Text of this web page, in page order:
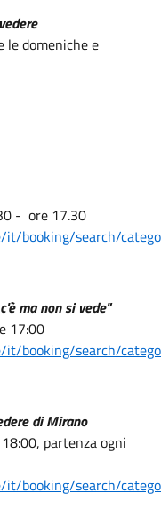
domeniche e
- ore 17.30
it/booking/search/
ma non si vede"
17:00
it/booking/search/
di Mirano
partenza ogni
it/booking/search/